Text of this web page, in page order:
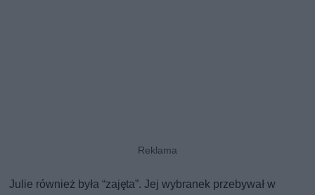
Julie również była “zajęta”. Jej wybranek przebywał w